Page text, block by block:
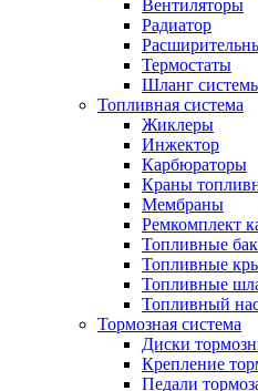
Вентиляторы
Радиатор
Термостаты
Шланг
Топливная система
Жиклеры
Инжектор
Карбюраторы
Краны
Мембраны
Ремкомплект
Топливные
Топливные
Топливные
Топливный
Тормозная система
Диски
Крепление
Педали